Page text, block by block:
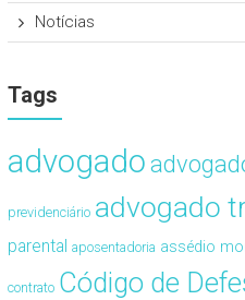
Notícias
Tags
advogado
previdenciário advogado
parental aposentadoria assédio
contrato Código de